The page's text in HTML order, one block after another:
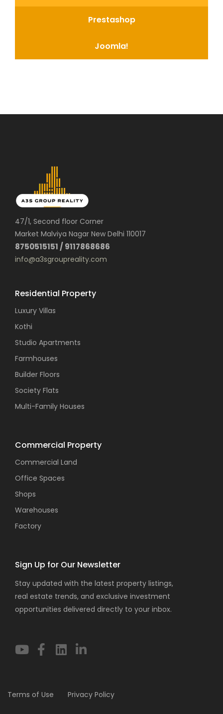
Prestashop
Joomla!
47/1, Second floor Corner
Market Malviya Nagar New Delhi 110017
8750515151 / 9117868686
info@a3sgroupreality.com
Residential Property
Luxury Villas
Kothi
Studio Apartments
Farmhouses
Builder Floors
Society Flats
Multi-Family Houses
Commercial Property
Commercial Land
Office Spaces
Shops
Warehouses
Factory
Sign Up for Our Newsletter
Stay updated with the latest property listings,
real estate trends, and exclusive investment
opportunities delivered directly to your inbox.
Terms of Use Privacy Policy